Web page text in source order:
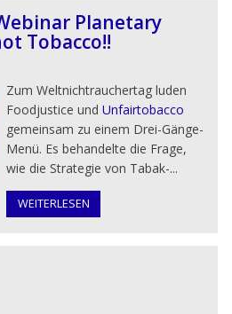
Planetary
Tobacco!!
Zum Weltnichtrauchertag luden
Foodjustice und Unfairtobacco
gemeinsam zu einem Drei-Gänge-
Menü. Es behandelte die Frage,
wie die Strategie von Tabak-...
WEITERLESEN